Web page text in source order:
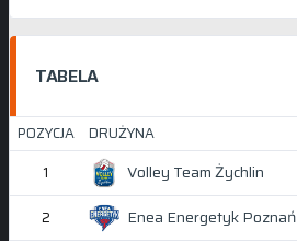
TABELA
POZYCJA
DRUŻYNA
1
Volley Team Żychlin
2 Enea Energetyk Poznań